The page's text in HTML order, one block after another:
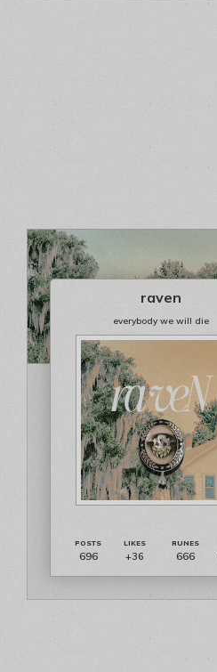
raven
everybody we will die
696 +36 666